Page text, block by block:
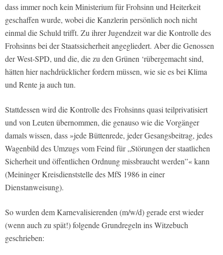
dass immer noch kein Ministerium für Frohsinn und Heiterkeit
geschaffen wurde, wobei die Kanzlerin persönlich noch nicht
einmal die Schuld trifft. Zu ihrer Jugendzeit war die Kontrolle des
Frohsinns bei der Staatssicherheit angegliedert. Aber die Genossen
der West-SPD, und die, die zu den Grünen ‘rübergemacht sind,
hätten hier nachdrücklicher fordern müssen, wie sie es bei Klima
und Rente ja auch tun.
Stattdessen wird die Kontrolle des Frohsinns quasi teilprivatisiert
und von Leuten übernommen, die genauso wie die Vorgänger
damals wissen, dass »jede Büttenrede, jeder Gesangsbeitrag, jedes
Wagenbild des Umzugs vom Feind für „Störungen der staatlichen
Sicherheit und öffentlichen Ordnung missbraucht werden”« kann
(Meininger Kreisdienststelle des MfS 1986 in einer
Dienstanweisung).
So wurden dem Karnevalisierenden (m/w/d) gerade erst wieder
(wenn auch zu spät!) folgende Grundregeln ins Witzebuch
geschrieben: